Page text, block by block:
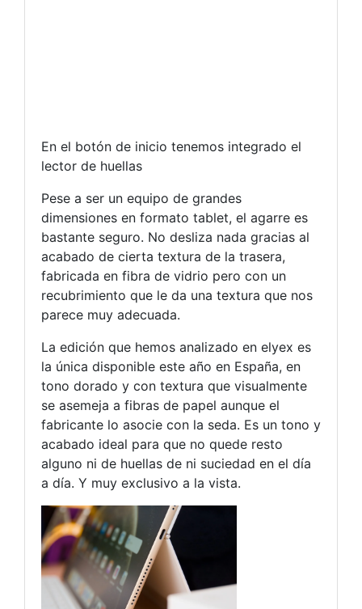
En el botón de inicio tenemos integrado el
lector de huellas
Pese a ser un equipo de grandes
dimensiones en formato tablet, el agarre es
bastante seguro. No desliza nada gracias al
acabado de cierta textura de la trasera,
fabricada en fibra de vidrio pero con un
recubrimiento que le da una textura que nos
parece muy adecuada.
La edición que hemos analizado en elyex es
la única disponible este año en España, en
tono dorado y con textura que visualmente
se asemeja a fibras de papel aunque el
fabricante lo asocie con la seda. Es un tono y
acabado ideal para que no quede resto
alguno ni de huellas de ni suciedad en el día
a día. Y muy exclusivo a la vista.